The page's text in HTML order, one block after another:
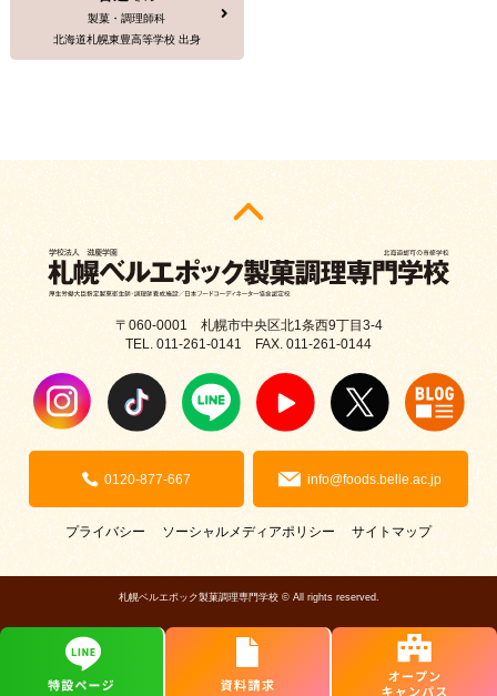
製菓・調理師科
北海道札幌東豊高等学校 出身
〒060-0001 札幌市中央区北1条西9丁目3-4
TEL. 011-261-0141 FAX. 011-261-0144
0120-877-667 info@foods.belle.ac.jp
プライバシー ソーシャルメディアポリシー サイトマップ
札幌ベルエポック製菓調理専門学校 © All rights reserved.